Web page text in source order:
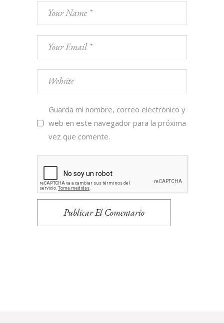
Guarda mi nombre, correo electrónico y
web en este navegador para la próxima
vez que comente.
Publicar El Comentario